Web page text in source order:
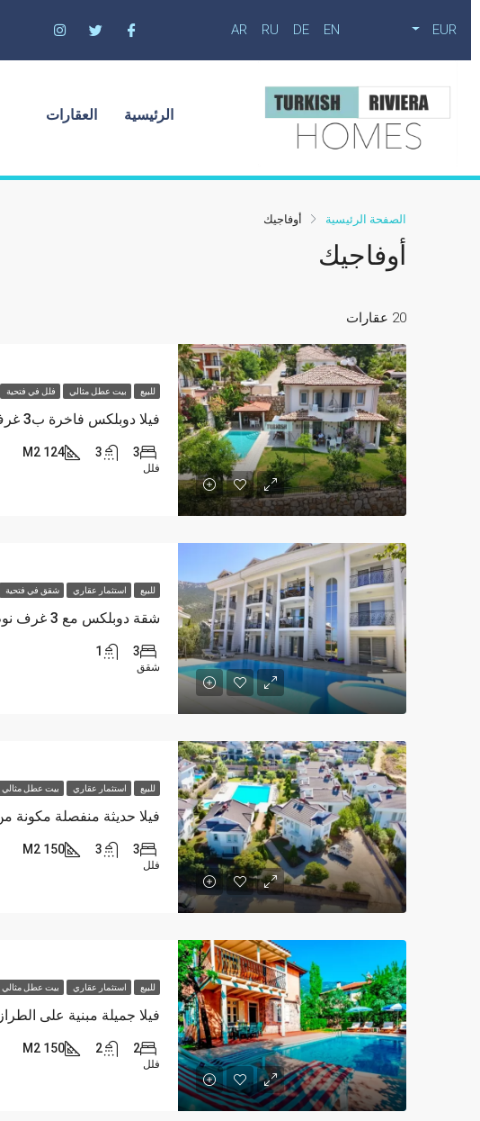
EUR
EN
DE
RU
AR
الرئيسية العقارات
الصفحة الرئيسية أوفاجيك
أوفاجيك
20 عقارات
للبيع بيت عطل مثالي فلل في فتحية
3
3
124 M2
فلل
للبيع استثمار عقاري شقق في فتحية
3
1
شقق
للبيع استثمار عقاري بيت عطل مثالي
3
3
150 M2
فلل
للبيع استثمار عقاري بيت عطل مثالي
2
2
150 M2
فلل